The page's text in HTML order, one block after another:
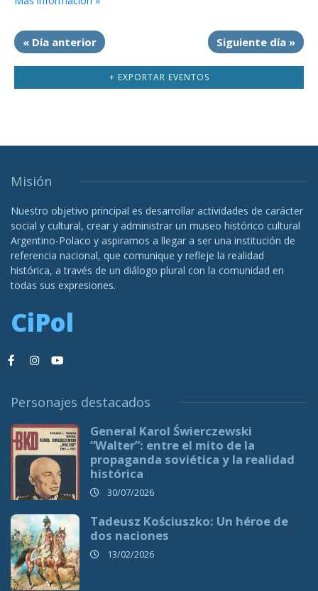
« Día anterior Siguiente día »
+ EXPORTAR EVENTOS
Misión
Nuestro objetivo principal es desarrollar actividades de carácter
social y cultural, crear y administrar un museo histórico cultural
Argentino-Polaco y aspiramos a llegar a ser una institución de
referencia nacional, que comunique y refleje la realidad
histórica, a través de un diálogo plural con la comunidad en
todas sus expresiones.
CiPol
Personajes destacados
General Karol Świerczewski
“Walter”: entre el mito de la
propaganda soviética y la realidad
histórica
30/07/2026
Tadeusz Kościuszko: Un héroe de
dos naciones
13/02/2026